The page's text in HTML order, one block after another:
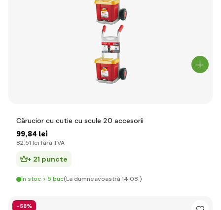
Cărucior cu cutie cu scule 20 accesorii
99,84 lei
82,51 lei fără TVA
+ 21 puncte
În stoc > 5 buc(La dumneavoastră 14.08.)
-58%